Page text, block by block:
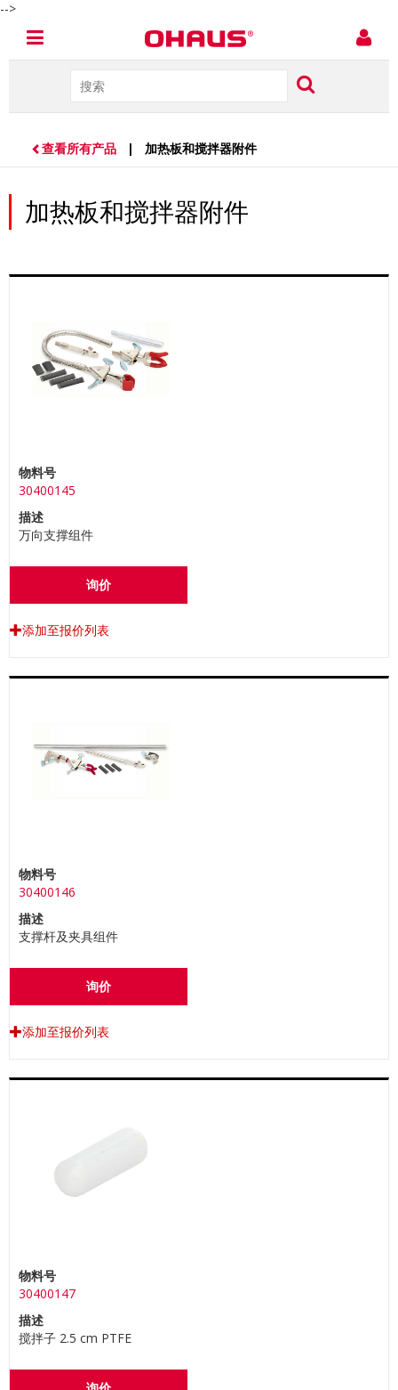
-->
查看所有产品 | 加热板和搅拌器附件
加热板和搅拌器附件
物料号
30400145
描述
万向支撑组件
询价
添加至报价列表
物料号
30400146
描述
支撑杆及夹具组件
询价
添加至报价列表
物料号
30400147
描述
搅拌子 2.5 cm PTFE